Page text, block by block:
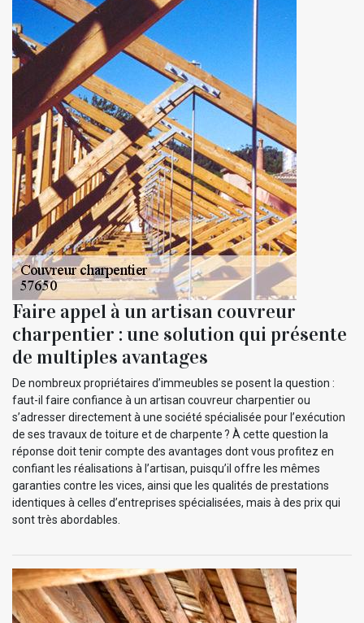
Faire appel à un artisan couvreur
charpentier : une solution qui présente
de multiples avantages
De nombreux propriétaires d’immeubles se posent la question :
faut-il faire confiance à un artisan couvreur charpentier ou
s’adresser directement à une société spécialisée pour l’exécution
de ses travaux de toiture et de charpente ? À cette question la
réponse doit tenir compte des avantages dont vous profitez en
confiant les réalisations à l’artisan, puisqu’il offre les mêmes
garanties contre les vices, ainsi que les qualités de prestations
identiques à celles d’entreprises spécialisées, mais à des prix qui
sont très abordables.